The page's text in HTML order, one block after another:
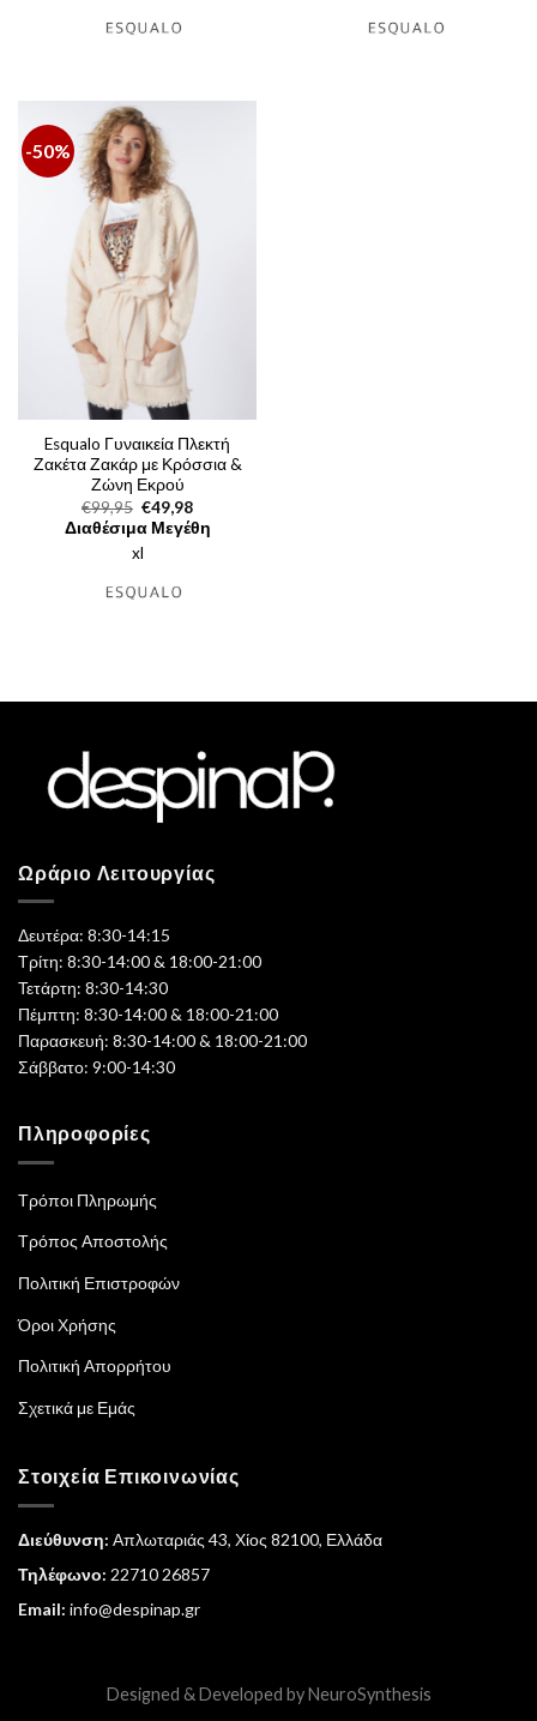
-50%
Esqualo Γυναικεία Πλεκτή
Ζακέτα Ζακάρ με Κρόσσια &
Ζώνη Εκρού
€99,95 Original
price
was:
€99,95.
€49,98Η
τρέχουσα
τιμή
Διαθέσιμα Μεγέθη
xl
Ωράριο Λειτουργίας
Δευτέρα: 8:30-14:15
Τρίτη: 8:30-14:00 & 18:00-21:00
Τετάρτη: 8:30-14:30
Πέμπτη: 8:30-14:00 & 18:00-21:00
Παρασκευή: 8:30-14:00 & 18:00-21:00
Σάββατο: 9:00-14:30
Πληροφορίες
Τρόποι Πληρωμής
Τρόπος Αποστολής
Πολιτική Επιστροφών
Όροι Χρήσης
Πολιτική Απορρήτου
Σχετικά με Εμάς
Στοιχεία Επικοινωνίας
Διεύθυνση: Απλωταριάς 43, Χίος 82100, Ελλάδα
Τηλέφωνο: 22710 26857
Email: info@despinap.gr
Designed & Developed byNeuroSynthesis